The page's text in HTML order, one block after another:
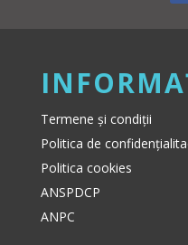
Termene și condiții
Politica de
Politica cookies
ANSPDCP
ANPC